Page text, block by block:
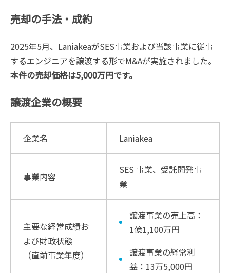
売却の手法・成約
2025年5月、LaniakeaがSES事業および当該事業に従事
するエンジニアを譲渡する形でM&Aが実施されました。
本件の売却価格は5,000万円です。
譲渡企業の概要
企業名 Laniakea
事業内容
SES 事業、受託開発事
業
主要な経営成績お
よび財政状態
（直前事業年度）
譲渡事業の売上高：
1億1,100万円
譲渡事業の経常利
益：13万5,000円